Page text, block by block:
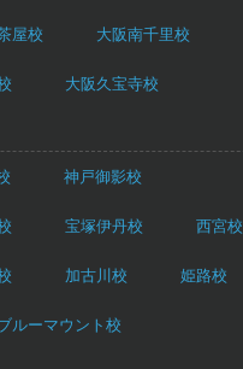
屋校 大阪南千里校
大阪久宝寺校
神戸御影校
宝塚伊丹校 西宮校
加古川校 姫路校
ルーマウント校